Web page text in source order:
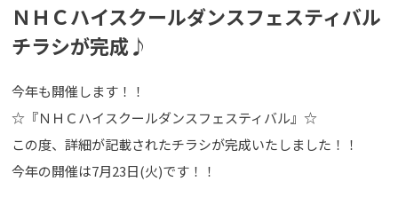
ＮＨＣハイスクールダンスフェスティバル
チラシが完成♪
今年も開催します！！
☆『ＮＨＣハイスクールダンスフェスティバル』☆
この度、詳細が記載されたチラシが完成いたしました！！
今年の開催は7月23日(火)です！！